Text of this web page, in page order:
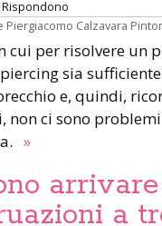
Calzavara
cui per risolvere un
sia
e, quindi,
non ci sono
»
a